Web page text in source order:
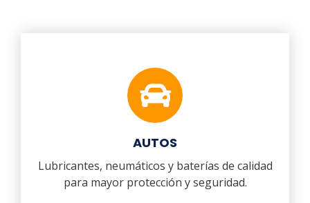
AUTOS
Lubricantes, neumáticos y baterías de calidad
para mayor protección y seguridad.